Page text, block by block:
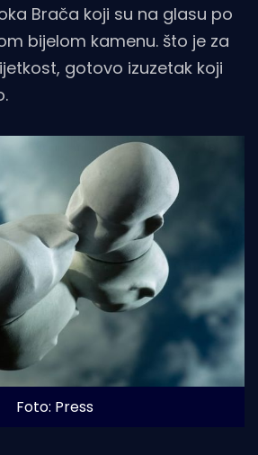
Brača koji su na glasu po
bijelom kamenu. što je za
gotovo izuzetak koji
Foto: Press